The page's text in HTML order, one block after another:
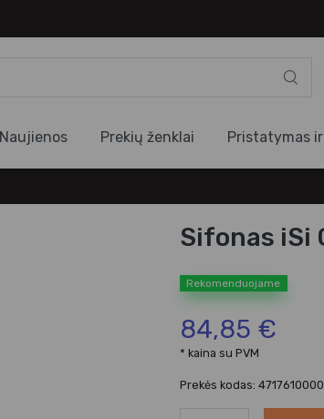
Naujienos Prekių ženklai Pristatymas
Sifonas iSi
Rekomenduojame
84,85 €
* kaina su PVM
Prekės kodas: